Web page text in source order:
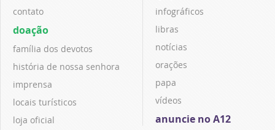
contato
doação
família dos devotos
história de nossa senhora
imprensa
locais turísticos
loja oficial
infográficos
libras
notícias
orações
papa
vídeos
anuncie no A12